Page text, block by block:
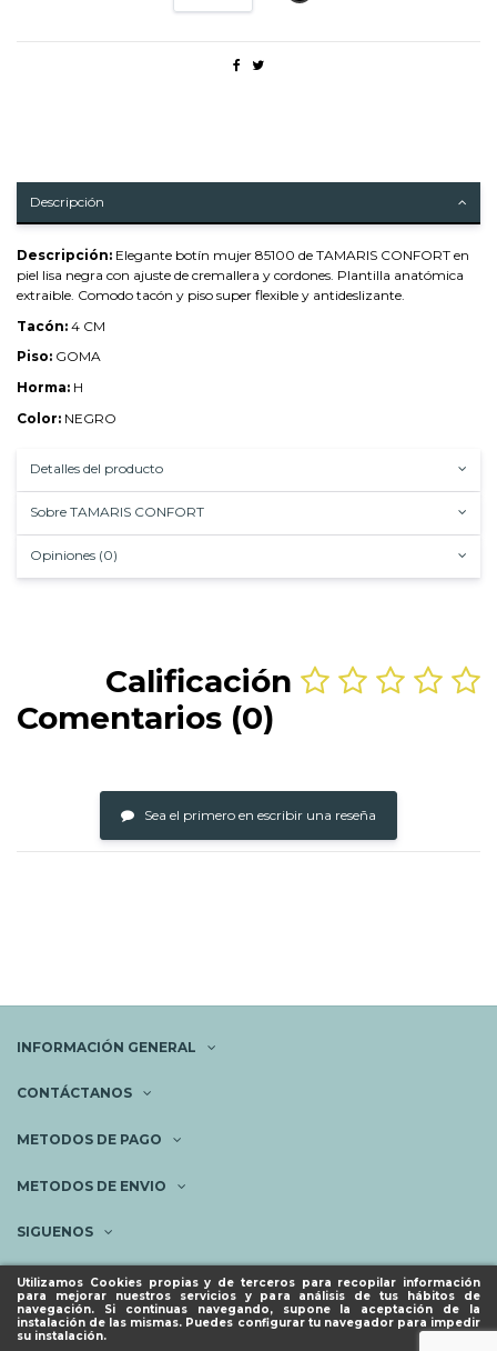
Utilizamos Cookies propias y de terceros para recopilar información
para mejorar nuestros servicios y para análisis de tus hábitos de
navegación. Si continuas navegando, supone la aceptación de la
instalación de las mismas. Puedes configurar tu navegador para impedir
su instalación.
Descripción
Descripción: Elegante botín mujer 85100 de TAMARIS CONFORT en
piel lisa negra con ajuste de cremallera y cordones. Plantilla anatómica
extraible. Comodo tacón y piso super flexible y antideslizante.
Tacón: 4 CM
Piso: GOMA
Horma: H
Color: NEGRO
Detalles del producto
Sobre TAMARIS CONFORT
Opiniones (0)
Calificación
Comentarios (0)
Sea el primero en escribir una reseña
INFORMACIÓN GENERAL
CONTÁCTANOS
METODOS DE PAGO
METODOS DE ENVIO
SIGUENOS
NEWSLETTER